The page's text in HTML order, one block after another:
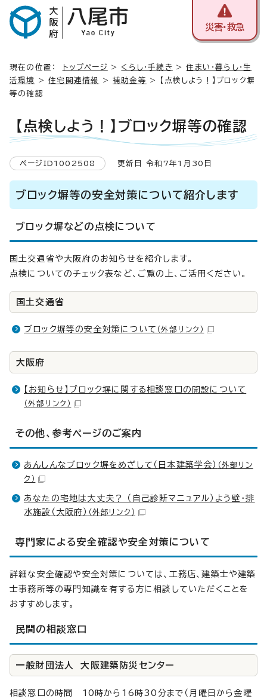
災害・救急
現在の位置： トップページ > くらし・手続き >住まい・暮らし・生
活環境
>住宅関連情報 >補助金等
> 【点検しよう！】ブロック塀
等の確認
【点検しよう！】ブロック塀等の確認
ページID1002508 更新日 令和7年1月30日
ブロック塀等の安全対策について紹介します
ブロック塀などの点検について
国土交通省や大阪府のお知らせを紹介します。
点検についてのチェック表など、ご覧の上、ご活用ください。
国土交通省
ブロック塀等の安全対策について （外部リンク）
大阪府
【お知らせ】ブロック塀に関する相談窓口の開設について
（外部リンク）
その他、参考ページのご案内
あんしんなブロック塀をめざして（日本建築学会） （外部リン
ク）
あなたの宅地は大丈夫？ （自己診断マニュアル）よう壁・排
水施設（大阪府） （外部リンク）
専門家による安全確認や安全対策について
詳細な安全確認や安全対策については、工務店、建築士や建築
士事務所等の専門知識を有する方に相談していただくことを
おすすめします。
民間の相談窓口
一般財団法人 大阪建築防災センター
相談窓口の時間 10時から16時30分まで（月曜日から金曜